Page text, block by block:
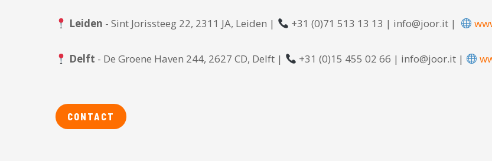
Leiden - Sint Jorissteeg 22, 2311 JA, Leiden | +31 (0)71 513 13 13 | info@joor.it |
Delft - De Groene Haven 244, 2627 CD, Delft | +31 (0)15 455 02 66 | info@joor.it |
CONTACT